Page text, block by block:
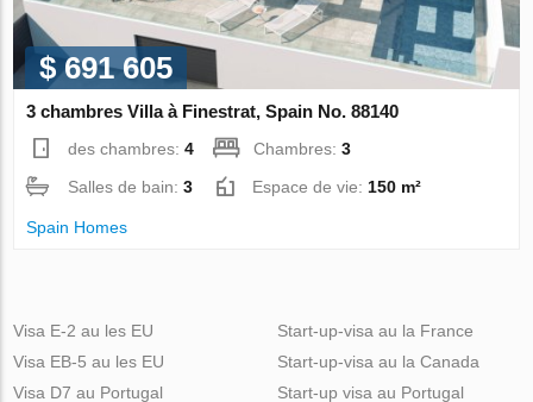
$ 691 605
3 chambres Villa à Finestrat, Spain No. 88140
des chambres:4 Chambres:3
Salles de bain:3 Espace de vie: 150 m²
Spain Homes
Visa E-2 au les EU
Visa EB-5 au les EU
Visa D7 au Portugal
Start-up-visa au la France
Start-up-visa au la Canada
Start-up visa au Portugal